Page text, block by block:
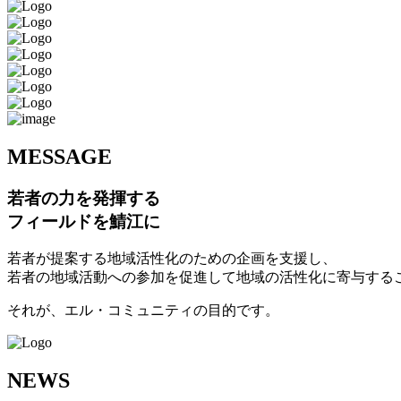
MESSAGE
若者の力を発揮する
フィールドを鯖江に
若者が提案する地域活性化のための企画を支援し、
若者の地域活動への参加を促進して地域の活性化に寄与する
それが、エル・コミュニティの目的です。
NEWS